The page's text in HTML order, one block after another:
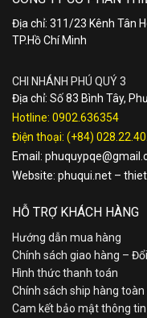
Địa chỉ: 311/23 Kênh Tân
TP.Hồ Chí Minh
CHI NHÁNH PHÚ QUÝ 3
Địa chỉ: Số 83 Bình Tây,
Hotline: 0902.636354
Điện thoại: (+84)
Email:
Website: phuqui.net –
HỖ TRỢ KHÁCH HÀNG
Hướng dẫn mua hàng
Chính sách giao hàng –
Hình thức thanh toán
Chính sách ship hàng toàn
Cam kết bảo mật thông tin